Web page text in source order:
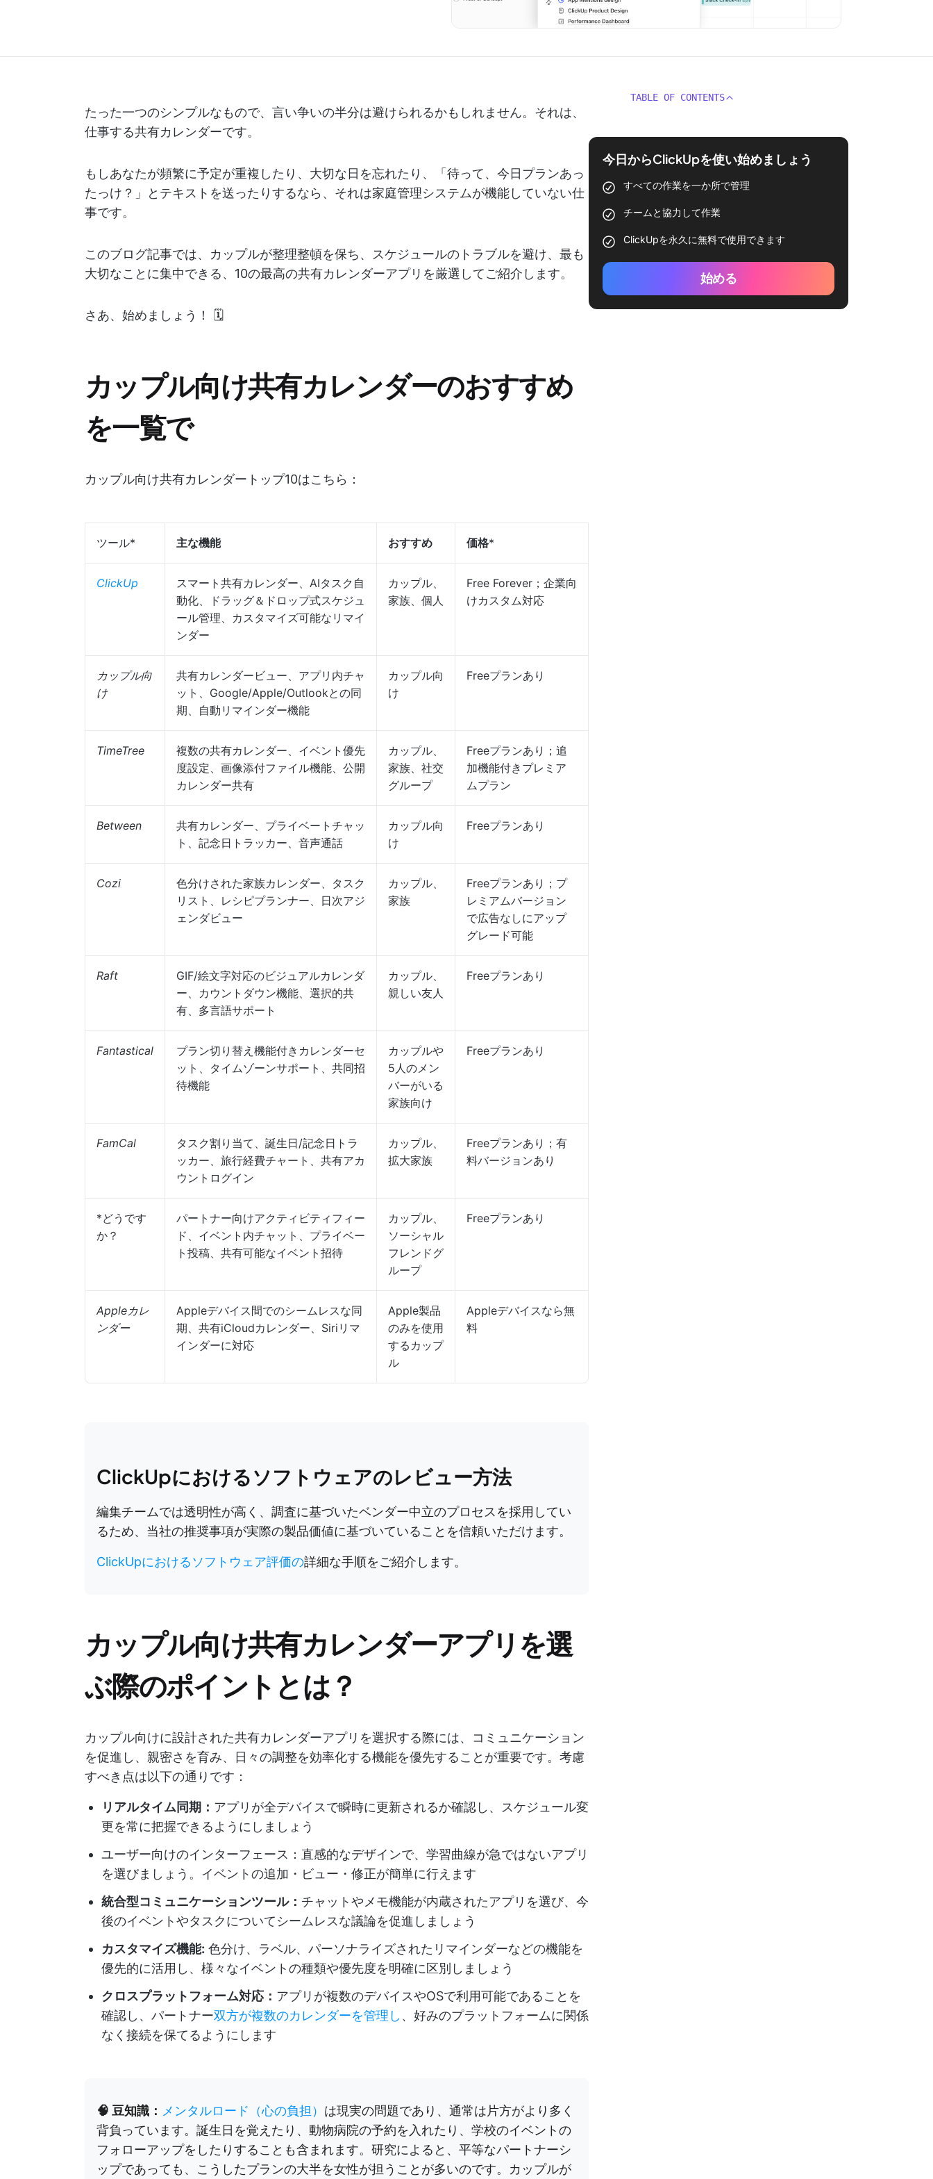
たった一つのシンプルなもので、言い争いの半分は避けられるかもしれません。それは、
仕事する共有カレンダーです。
もしあなたが頻繁に予定が重複したり、大切な日を忘れたり、「待って、今日プランあっ
たっけ？」とテキストを送ったりするなら、それは家庭管理システムが機能していない仕
事です。
このブログ記事では、カップルが整理整頓を保ち、スケジュールのトラブルを避け、最も
大切なことに集中できる、10の最高の共有カレンダーアプリを厳選してご紹介します。
さあ、始めましょう！ 🗓️
カップル向け共有カレンダーのおすすめ
を一覧で
カップル向け共有カレンダートップ10はこちら：
ツール* 主な機能 おすすめ 価格*
ClickUp
スマート共有カレンダー、AIタスク自
動化、ドラッグ＆ドロップ式スケジュ
ール管理、カスタマイズ可能なリマイ
ンダー
カップル、
家族、個人
Free Forever；企業向
けカスタム対応
カップル向
け
共有カレンダービュー、アプリ内チャ
ット、Google/Apple/Outlookとの同
期、自動リマインダー機能
カップル向
け
Freeプランあり
TimeTree
複数の共有カレンダー、イベント優先
度設定、画像添付ファイル機能、公開
カレンダー共有
カップル、
家族、社交
グループ
Freeプランあり；追
加機能付きプレミア
ムプラン
Between
共有カレンダー、プライベートチャッ
ト、記念日トラッカー、音声通話
カップル向
け
Freeプランあり
Cozi
色分けされた家族カレンダー、タスク
リスト、レシピプランナー、日次アジ
ェンダビュー
カップル、
家族
Freeプランあり；プ
レミアムバージョン
で広告なしにアップ
グレード可能
Raft
GIF/絵文字対応のビジュアルカレンダ
ー、カウントダウン機能、選択的共
有、多言語サポート
カップル、
親しい友人
Freeプランあり
Fantastical
プラン切り替え機能付きカレンダーセ
ット、タイムゾーンサポート、共同招
待機能
カップルや
5人のメン
バーがいる
家族向け
Freeプランあり
FamCal
タスク割り当て、誕生日/記念日トラ
ッカー、旅行経費チャート、共有アカ
ウントログイン
カップル、
拡大家族
Freeプランあり；有
料バージョンあり
*どうです
か？
パートナー向けアクティビティフィー
ド、イベント内チャット、プライベー
ト投稿、共有可能なイベント招待
カップル、
ソーシャル
フレンドグ
ループ
Freeプランあり
Appleカレ
ンダー
Appleデバイス間でのシームレスな同
期、共有iCloudカレンダー、Siriリマ
インダーに対応
Apple製品
のみを使用
するカップ
ル
Appleデバイスなら無
料
ClickUpにおけるソフトウェアのレビュー方法
編集チームでは透明性が高く、調査に基づいたベンダー中立のプロセスを採用してい
るため、当社の推奨事項が実際の製品価値に基づいていることを信頼いただけます。
ClickUpにおけるソフトウェア評価の詳細な手順をご紹介します。
カップル向け共有カレンダーアプリを選
ぶ際のポイントとは？
カップル向けに設計された共有カレンダーアプリを選択する際には、コミュニケーション
を促進し、親密さを育み、日々の調整を効率化する機能を優先することが重要です。考慮
すべき点は以下の通りです：
リアルタイム同期： アプリが全デバイスで瞬時に更新されるか確認し、スケジュール変
更を常に把握できるようにしましょう
ユーザー向けのインターフェース：直感的なデザインで、学習曲線が急ではないアプリ
を選びましょう。イベントの追加・ビュー・修正が簡単に行えます
統合型コミュニケーションツール： チャットやメモ機能が内蔵されたアプリを選び、今
後のイベントやタスクについてシームレスな議論を促進しましょう
カスタマイズ機能: 色分け、ラベル、パーソナライズされたリマインダーなどの機能を
優先的に活用し、様々なイベントの種類や優先度を明確に区別しましょう
クロスプラットフォーム対応： アプリが複数のデバイスやOSで利用可能であることを
確認し、パートナー双方が複数のカレンダーを管理し 、好みのプラットフォームに関係
なく接続を保てるようにします
🧠 豆知識： メンタルロード（心の負担） は現実の問題であり、通常は片方がより多く
背負っています。誕生日を覚えたり、動物病院の予約を入れたり、学校のイベントの
フォローアップをしたりすることも含まれます。研究によると、平等なパートナーシ
ップであっても、こうしたプランの大半を女性が担うことが多いのです。カップルが
TABLE OF CONTENTS
今日からClickUpを使い始めましょう
すべての作業を一か所で管理
チームと協力して作業
ClickUpを永久に無料で使用できます
始める